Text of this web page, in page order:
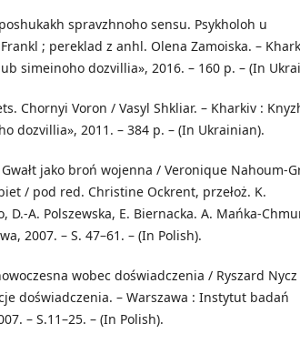
spravzhnoho sensu. Psykholoh u
; pereklad z anhl. Olena Zamoiska. –
simeinoho dozvillia», 2016. – 160 p. – (In
Chornyi Voron / Vasyl Shkliar. – Kharkiv :
dozvillia», 2011. – 384 p. – (In Ukrainian).
jako broń wojenna / Veronique Nahoum-
/ pod red. Christine Ockrent, przełoż. K.
D.-A. Polszewska, E. Biernacka. A. Mańka-
2007. – S. 47–61. – (In Polish).
wobec doświadczenia / Ryszard
doświadczenia. – Warszawa : Instytut badań
– S.11–25. – (In Polish).